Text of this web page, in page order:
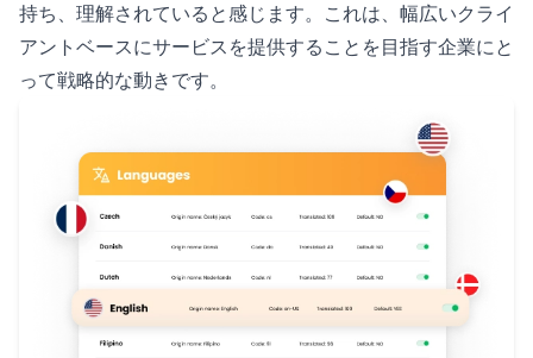
持ち、理解されていると感じます。これは、幅広いクライ
アントベースにサービスを提供することを目指す企業にと
って戦略的な動きです。